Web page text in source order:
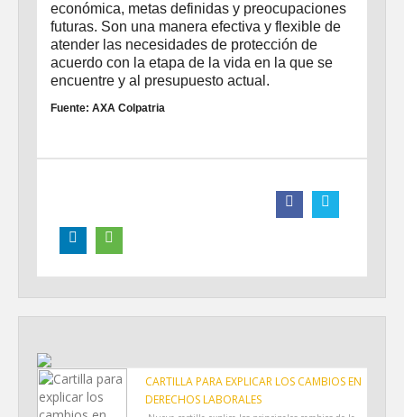
económica, metas definidas y preocupaciones
futuras. Son una manera efectiva y flexible de
atender las necesidades de protección de
acuerdo con la etapa de la vida en la que se
encuentre y al presupuesto actual.
Fuente: AXA Colpatria
CARTILLA PARA EXPLICAR LOS CAMBIOS EN
DERECHOS LABORALES